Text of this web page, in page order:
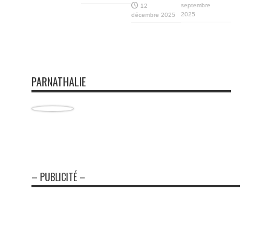
12
décembre 2025
septembre
2025
PARNATHALIE
– PUBLICITÉ –